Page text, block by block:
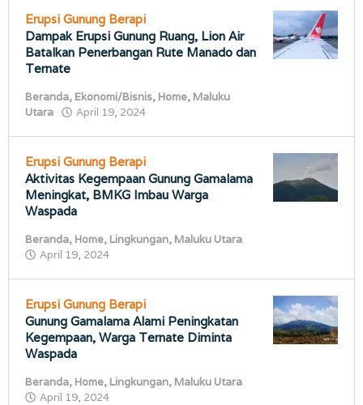
Erupsi Gunung Berapi
Dampak Erupsi Gunung Ruang, Lion Air
Batalkan Penerbangan Rute Manado dan
Ternate
Beranda, Ekonomi/Bisnis, Home, Maluku
Utara
April 19, 2024
Erupsi Gunung Berapi
Aktivitas Kegempaan Gunung Gamalama
Meningkat, BMKG Imbau Warga
Waspada
Beranda, Home, Lingkungan, Maluku Utara
April 19, 2024
Erupsi Gunung Berapi
Gunung Gamalama Alami Peningkatan
Kegempaan, Warga Ternate Diminta
Waspada
Beranda, Home, Lingkungan, Maluku Utara
April 19, 2024